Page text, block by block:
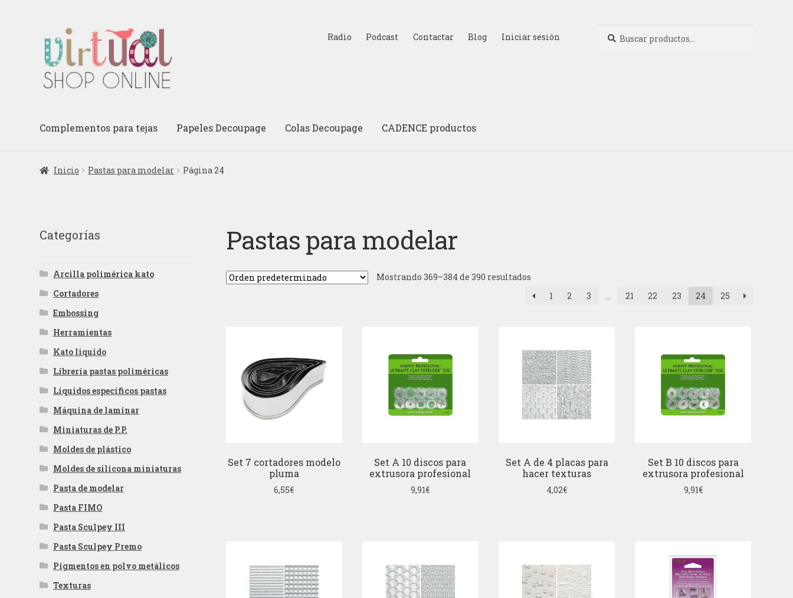
la
navegación
al
contenido
Radio Podcast Contactar Blog Iniciar sesión
por:
Complementos para tejas Papeles Decoupage Colas Decoupage CADENCE productos
Inicio Pastas para modelar Página 24
Pastas para modelar
Mostrando 369–384 de 390 resultados
1
2 3 21 22 23 24 25
Set 7 cortadores modelo
pluma
6,55€
Set A 10 discos para
extrusora profesional
9,91€
Set A de 4 placas para
hacer texturas
4,02€
Set B 10 discos para
extrusora profesional
9,91€
Categorías
Arcilla polimérica kato
Cortadores
Embossing
Herramientas
Kato liquido
Librería pastas poliméricas
Líquidos específicos pastas
Máquina de laminar
Miniaturas de P.P.
Moldes de plástico
Moldes de silicona miniaturas
Pasta de modelar
Pasta FIMO
Pasta Sculpey III
Pasta Sculpey Premo
Pigmentos en polvo metálicos
Texturas